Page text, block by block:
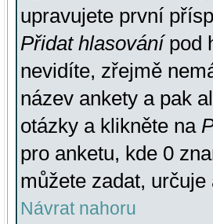
upravujete první
Přidat hlasovánípod
nevidíte, zřejmě
název ankety a pak
otázky a klikněte na
pro anketu, kde 0
můžete zadat,
Návrat nahoru